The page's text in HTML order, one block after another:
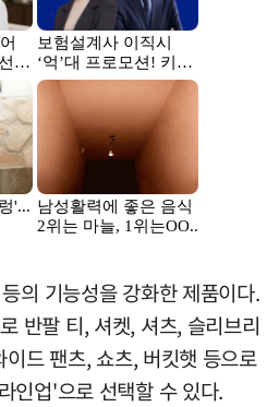
의 기능성을 강화한 제품이다.
반팔 티, 셔켓, 셔츠, 슬리브리
드 팬츠, 쇼츠, 버킷햇 등으로
인업'으로 선택할 수 있다.